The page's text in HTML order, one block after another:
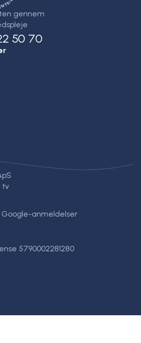
gennem
50 70
tv
Google-anmeldelser
5790002281280